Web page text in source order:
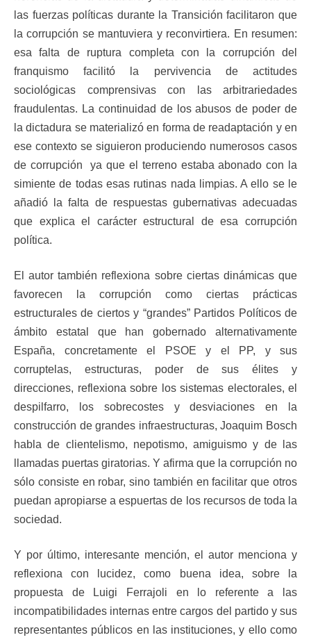
las fuerzas políticas durante la Transición facilitaron que
la corrupción se mantuviera y reconvirtiera. En resumen:
esa falta de ruptura completa con la corrupción del
franquismo facilitó la pervivencia de actitudes
sociológicas comprensivas con las arbitrariedades
fraudulentas. La continuidad de los abusos de poder de
la dictadura se materializó en forma de readaptación y en
ese contexto se siguieron produciendo numerosos casos
de corrupción ya que el terreno estaba abonado con la
simiente de todas esas rutinas nada limpias. A ello se le
añadió la falta de respuestas gubernativas adecuadas
que explica el carácter estructural de esa corrupción
política.
El autor también reflexiona sobre ciertas dinámicas que
favorecen la corrupción como ciertas prácticas
estructurales de ciertos y “grandes” Partidos Políticos de
ámbito estatal que han gobernado alternativamente
España, concretamente el PSOE y el PP, y sus
corruptelas, estructuras, poder de sus élites y
direcciones, reflexiona sobre los sistemas electorales, el
despilfarro, los sobrecostes y desviaciones en la
construcción de grandes infraestructuras, Joaquim Bosch
habla de clientelismo, nepotismo, amiguismo y de las
llamadas puertas giratorias. Y afirma que la corrupción no
sólo consiste en robar, sino también en facilitar que otros
puedan apropiarse a espuertas de los recursos de toda la
sociedad.
Y por último, interesante mención, el autor menciona y
reflexiona con lucidez, como buena idea, sobre la
propuesta de Luigi Ferrajoli en lo referente a las
incompatibilidades internas entre cargos del partido y sus
representantes públicos en las instituciones, y ello como